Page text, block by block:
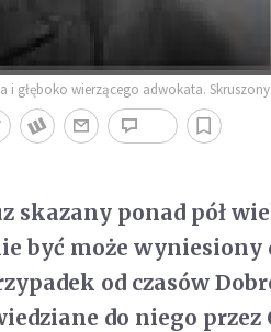
i głęboko wierzącego adwokata.
skazany ponad pół
być może wyniesiony
od czasów
do niego przez